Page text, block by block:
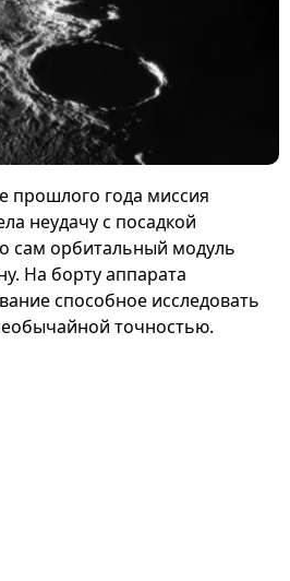
прошлого года миссия
неудачу с посадкой
сам орбитальный модуль
На борту аппарата
способное исследовать
точностью.